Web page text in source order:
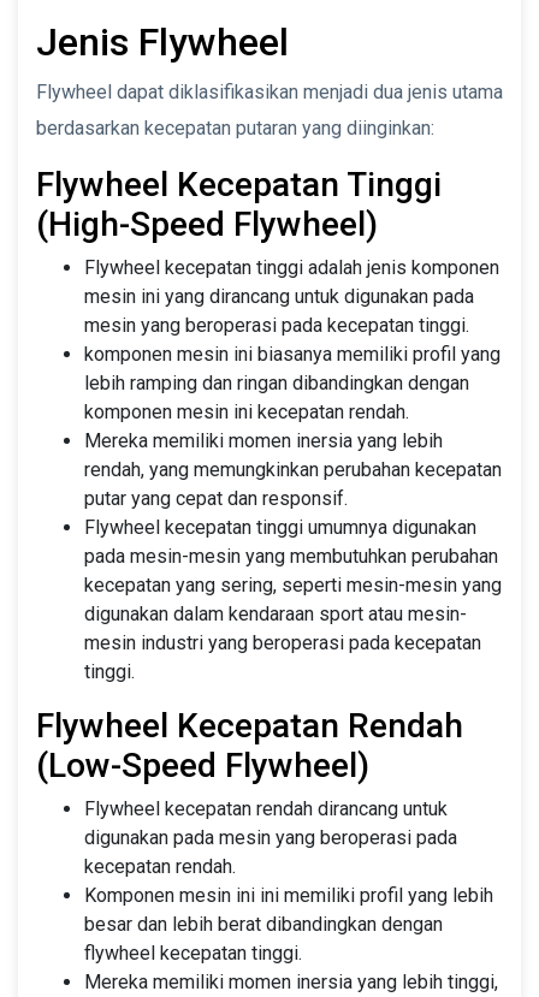
Jenis Flywheel
Flywheel dapat diklasifikasikan menjadi dua jenis utama
berdasarkan kecepatan putaran yang diinginkan:
Flywheel Kecepatan Tinggi
(High-Speed Flywheel)
Flywheel kecepatan tinggi adalah jenis komponen
mesin ini yang dirancang untuk digunakan pada
mesin yang beroperasi pada kecepatan tinggi.
komponen mesin ini biasanya memiliki profil yang
lebih ramping dan ringan dibandingkan dengan
komponen mesin ini kecepatan rendah.
Mereka memiliki momen inersia yang lebih
rendah, yang memungkinkan perubahan kecepatan
putar yang cepat dan responsif.
Flywheel kecepatan tinggi umumnya digunakan
pada mesin-mesin yang membutuhkan perubahan
kecepatan yang sering, seperti mesin-mesin yang
digunakan dalam kendaraan sport atau mesin-
mesin industri yang beroperasi pada kecepatan
tinggi.
Flywheel Kecepatan Rendah
(Low-Speed Flywheel)
Flywheel kecepatan rendah dirancang untuk
digunakan pada mesin yang beroperasi pada
kecepatan rendah.
Komponen mesin ini ini memiliki profil yang lebih
besar dan lebih berat dibandingkan dengan
flywheel kecepatan tinggi.
Mereka memiliki momen inersia yang lebih tinggi,